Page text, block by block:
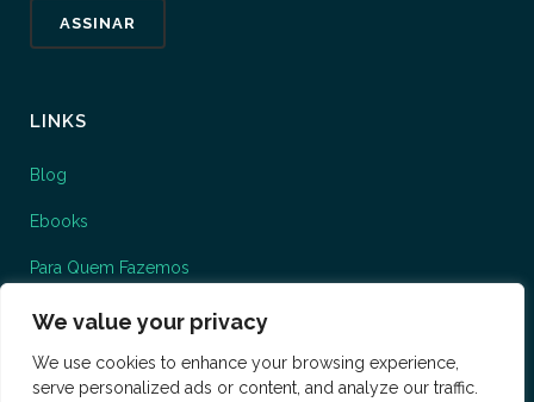
We value your privacy
We use cookies to enhance your browsing experience,
serve personalized ads or content, and analyze our traffic.
LINKS
Blog
Ebooks
Para Quem Fazemos
O que fazemos